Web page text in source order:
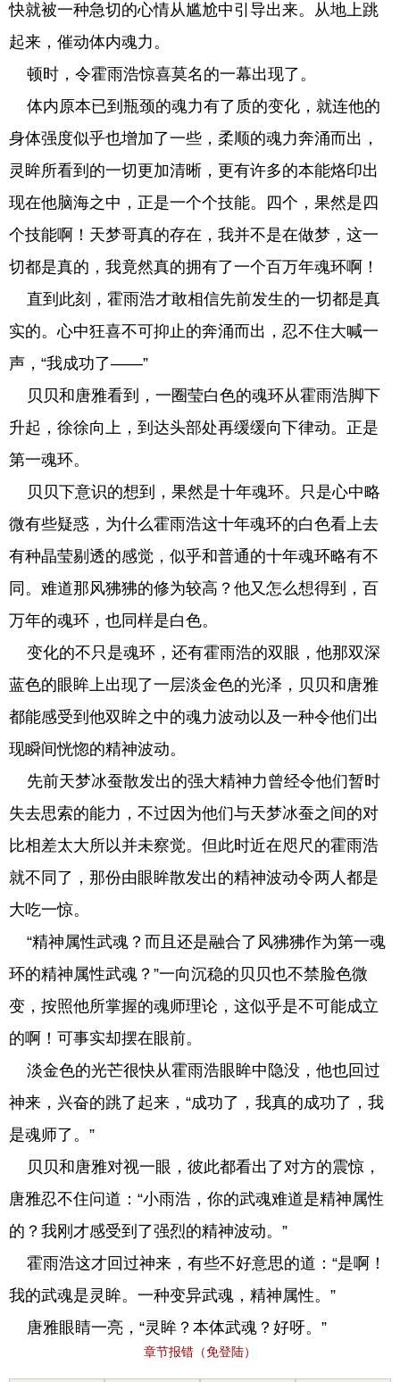
快就被一种急切的心情从尴尬中引导出来。从地上跳
起来，催动体内魂力。
顿时，令霍雨浩惊喜莫名的一幕出现了。
体内原本已到瓶颈的魂力有了质的变化，就连他的
身体强度似乎也增加了一些，柔顺的魂力奔涌而出，
灵眸所看到的一切更加清晰，更有许多的本能烙印出
现在他脑海之中，正是一个个技能。四个，果然是四
个技能啊！天梦哥真的存在，我并不是在做梦，这一
切都是真的，我竟然真的拥有了一个百万年魂环啊！
直到此刻，霍雨浩才敢相信先前发生的一切都是真
实的。心中狂喜不可抑止的奔涌而出，忍不住大喊一
声，“我成功了——”
贝贝和唐雅看到，一圈莹白色的魂环从霍雨浩脚下
升起，徐徐向上，到达头部处再缓缓向下律动。正是
第一魂环。
贝贝下意识的想到，果然是十年魂环。只是心中略
微有些疑惑，为什么霍雨浩这十年魂环的白色看上去
有种晶莹剔透的感觉，似乎和普通的十年魂环略有不
同。难道那风狒狒的修为较高？他又怎么想得到，百
万年的魂环，也同样是白色。
变化的不只是魂环，还有霍雨浩的双眼，他那双深
蓝色的眼眸上出现了一层淡金色的光泽，贝贝和唐雅
都能感受到他双眸之中的魂力波动以及一种令他们出
现瞬间恍惚的精神波动。
先前天梦冰蚕散发出的强大精神力曾经令他们暂时
失去思索的能力，不过因为他们与天梦冰蚕之间的对
比相差太大所以并未察觉。但此时近在咫尺的霍雨浩
就不同了，那份由眼眸散发出的精神波动令两人都是
大吃一惊。
“精神属性武魂？而且还是融合了风狒狒作为第一魂
环的精神属性武魂？”一向沉稳的贝贝也不禁脸色微
变，按照他所掌握的魂师理论，这似乎是不可能成立
的啊！可事实却摆在眼前。
淡金色的光芒很快从霍雨浩眼眸中隐没，他也回过
神来，兴奋的跳了起来，“成功了，我真的成功了，我
是魂师了。”
贝贝和唐雅对视一眼，彼此都看出了对方的震惊，
唐雅忍不住问道：“小雨浩，你的武魂难道是精神属性
的？我刚才感受到了强烈的精神波动。”
霍雨浩这才回过神来，有些不好意思的道：“是啊！
我的武魂是灵眸。一种变异武魂，精神属性。”
唐雅眼睛一亮，“灵眸？本体武魂？好呀。”
章节报错（免登陆）